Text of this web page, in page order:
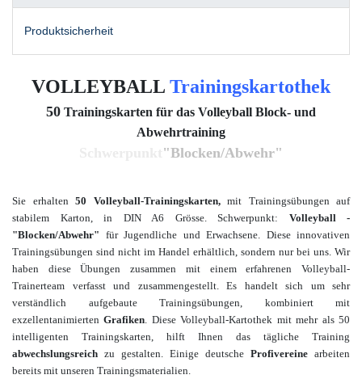
Produktsicherheit
VOLLEYBALL Trainingskartothek
50 Trainingskarten für das Volleyball Block- und
Abwehrtraining
"Blocken/Abwehr"
Sie erhalten 50 Volleyball-Trainingskarten,mit Trainingsübungen auf
stabilem Karton, in DIN A6 Grösse. Schwerpunkt: Volleyball -
"Blocken/Abwehr" für Jugendliche und Erwachsene. Diese innovativen
Trainingsübungen sind nicht im Handel erhältlich, sondern nur bei uns. Wir
haben diese Übungen zusammen mit einemerfahrenen Volleyball-
Trainerteam verfasst und zusammengestellt. Es handelt sich um sehr
verständlich aufgebaute Trainingsübungen, kombiniert mit
exzellentanimiertenGrafiken. Diese Volleyball-Kartothek mit mehr als50
intelligenten Trainingskarten, hilft Ihnen das tägliche Training
abwechslungsreich zu gestalten. Einige deutsche Profivereine arbeiten
bereits mit unseren Trainingsmaterialien.